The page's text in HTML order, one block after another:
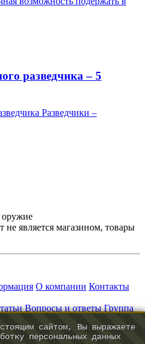
разведчика – 5
Разведчики –
является магазином, товары
О компании Контакты
Вопросы и ответы Группа
сайтом, Вы выражаете
персональных данных